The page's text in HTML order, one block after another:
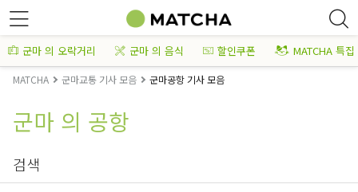
군마 의 오락거리 군마 의 음식 할인쿠폰 MATCHA 특집
MATCHA 군마교통 기사 모음 군마공항 기사 모음
군마 의 공항
검색